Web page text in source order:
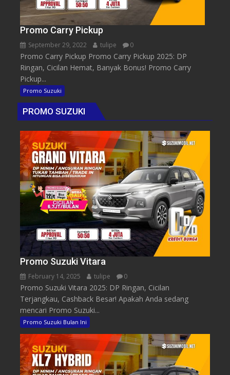
Promo Carry Pickup
September 29, 2022 tulipe 0
Promo Carry Pickup Promo Carry Pickup 2025: DP
Ringan, Cicilan Hemat, Banyak Bonus! Promo Carry
Pickup...
Promo Suzuki
PROMO SUZUKI
Promo Suzuki Vitara
February 14, 2025 tulipe 0
Promo Suzuki Vitara 2025: DP Ringan, Cicilan
Terjangkau, Cashback Besar! Apakah Anda sedang
mencari Promo Suzuki...
Promo Suzuki Bulan Ini